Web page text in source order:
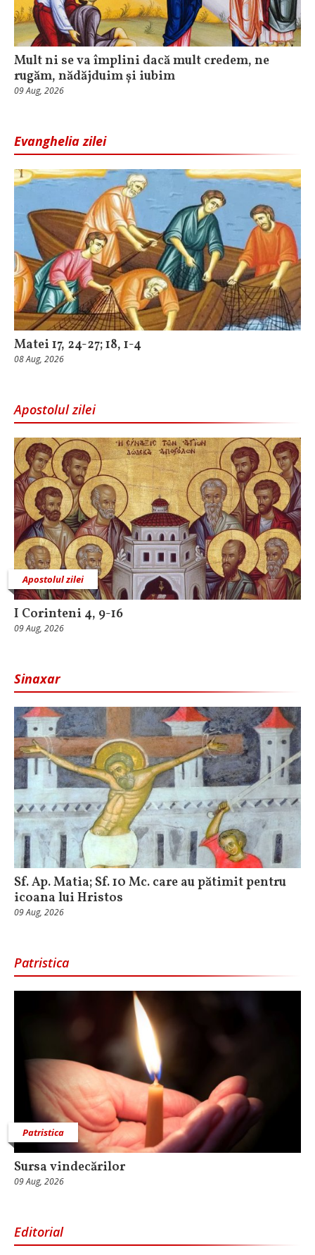
Mult ni se va împlini dacă mult credem, ne
rugăm, nădăjduim și iubim
09 Aug, 2026
Evanghelia zilei
Matei 17, 24-27; 18, 1-4
08 Aug, 2026
Apostolul zilei
Apostolul zilei
I Corinteni 4, 9-16
09 Aug, 2026
Sinaxar
Sf. Ap. Matia; Sf. 10 Mc. care au pătimit pentru
icoana lui Hristos
09 Aug, 2026
Patristica
Patristica
Sursa vindecărilor
09 Aug, 2026
Editorial